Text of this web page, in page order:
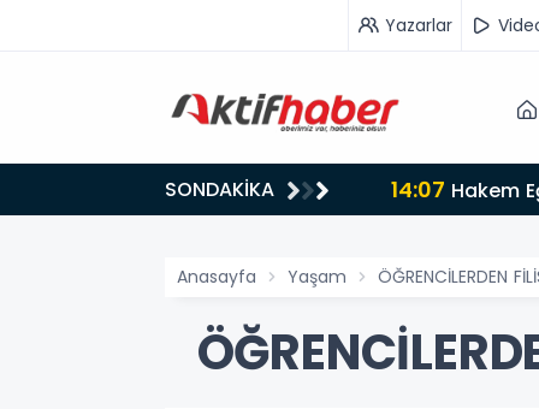
Yazarlar
SONDAKİKA 14:07 Hakem
Anasayfa Yaşam ÖĞRENCİLERDEN